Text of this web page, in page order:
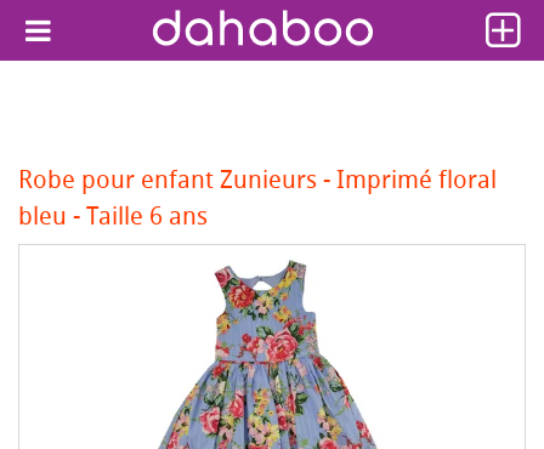
Robe pour enfant Zunieurs - Imprimé floral
bleu - Taille 6 ans